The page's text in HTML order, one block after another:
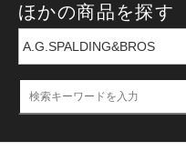
ほかの商品を探す